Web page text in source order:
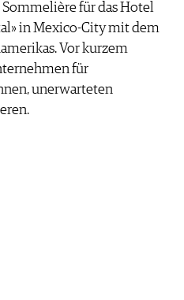
für das Hotel
in Mexico-City mit dem
Vor kurzem
für
unerwarteten